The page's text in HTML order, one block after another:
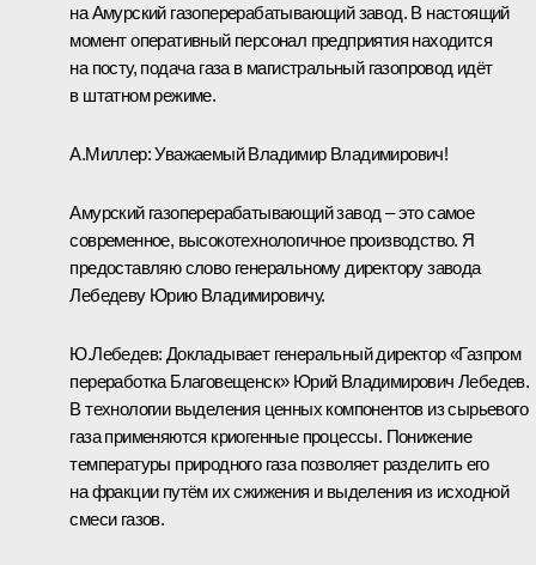
на Амурский газоперерабатывающий завод. В настоящий
момент оперативный персонал предприятия находится
на посту, подача газа в магистральный газопровод идёт
в штатном режиме.
А.Миллер:Уважаемый Владимир Владимирович!
Амурский газоперерабатывающий завод – это самое
современное, высокотехнологичное производство. Я
предоставляю слово генеральному директору завода
Лебедеву Юрию Владимировичу.
Ю.Лебедев: Докладывает генеральный директор «Газпром
переработка Благовещенск» Юрий Владимирович Лебедев.
В технологии выделения ценных компонентов из сырьевого
газа применяются криогенные процессы. Понижение
температуры природного газа позволяет разделить его
на фракции путём их сжижения и выделения из исходной
смеси газов.